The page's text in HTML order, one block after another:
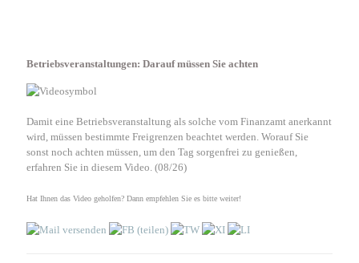
Betriebsveranstaltungen: Darauf müssen Sie achten
Damit eine Betriebsveranstaltung als solche vom Finanzamt anerkannt
wird, müssen bestimmte Freigrenzen beachtet werden. Worauf Sie
sonst noch achten müssen, um den Tag sorgenfrei zu genießen,
erfahren Sie in diesem Video. (08/26)
Hat Ihnen das Video geholfen? Dann empfehlen Sie es bitte weiter!